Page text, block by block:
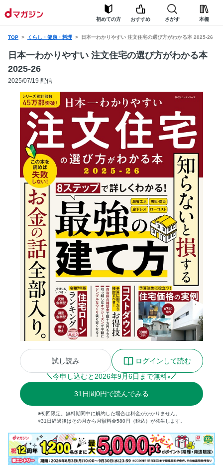
初めての方 おすすめ さがす 本棚
TOP くらし・健康・料理 日本一わかりやすい 注文住宅の選び方がわかる本 2025-26
日本一わかりやすい 注文住宅の選び方がわかる本
2025-26
2025/07/19 配信
試し読み
ログインして読む
今申し込むと 2026年9月6日まで無料※
31 日間0円で読んでみる
※初回限定。無料期間中に解約した場合は料金がかかりません。
※31日経過後はその月から月額料金580円（税込）が発生します。